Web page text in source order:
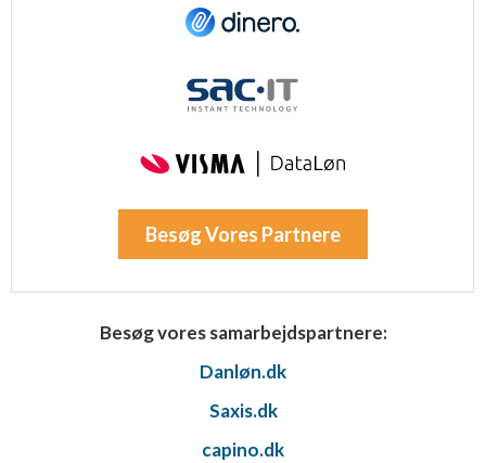
Besøg Vores Partnere
Besøg vores samarbejdspartnere:
Danløn.dk
Saxis.dk
capino.dk